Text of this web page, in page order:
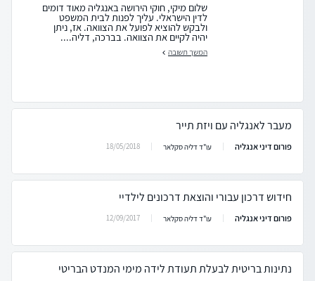
שלום מיקי, חוקי הירושה באנגליה מאוד דומים
לדין הישראלי. עליך לפנות לבית המשפט
ולבקש להוציא לפועל את הצוואה. אז, ניתן
יהיה לקיים את הצוואה. בברכה, דליה....
המשך תשובה
מעבר לאנגליה עם ויזת תייר
פורום דיני אנגליה עו"ד דליה סקלאר 18/05/2018
חידוש דרכון עבורי והוצאת דרכונים לילדיי
פורום דיני אנגליה עו"ד דליה סקלאר 12/09/2017
נתינות בריטית לבעלת תעודת לידה מימי המנדט הבריטי